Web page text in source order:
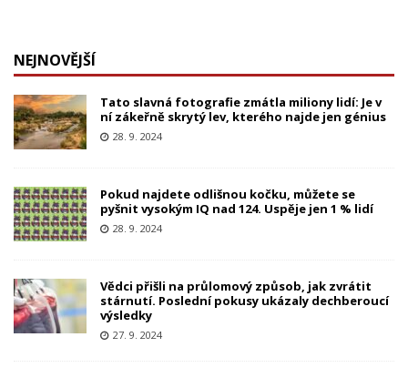
NEJNOVĚJŠÍ
Tato slavná fotografie zmátla miliony lidí: Je v
ní zákeřně skrytý lev, kterého najde jen génius
28. 9. 2024
Pokud najdete odlišnou kočku, můžete se
pyšnit vysokým IQ nad 124. Uspěje jen 1 % lidí
28. 9. 2024
Vědci přišli na průlomový způsob, jak zvrátit
stárnutí. Poslední pokusy ukázaly dechberoucí
výsledky
27. 9. 2024